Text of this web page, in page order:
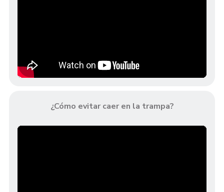
¿Cómo evitar caer en la trampa?